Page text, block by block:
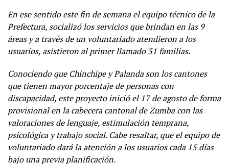
En ese sentido este fin de semana el equipo técnico de la
Prefectura, socializó los servicios que brindan en las 9
áreas y a través de un voluntariado atendieron a los
usuarios, asistieron al primer llamado 31 familias.
Conociendo que Chinchipe y Palanda son los cantones
que tienen mayor porcentaje de personas con
discapacidad, este proyecto inició el 17 de agosto de forma
provisional en la cabecera cantonal de Zumba con las
valoraciones de lenguaje, estimulación temprana,
psicológica y trabajo social. Cabe resaltar, que el equipo de
voluntariado dará la atención a los usuarios cada 15 días
bajo una previa planificación.